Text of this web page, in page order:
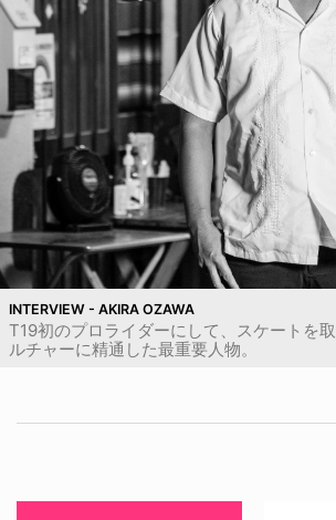
INTERVIEW - AKIRA OZAWA
T19初のプロライダーにして、スケートを
ルチャーに精通した最重要人物。